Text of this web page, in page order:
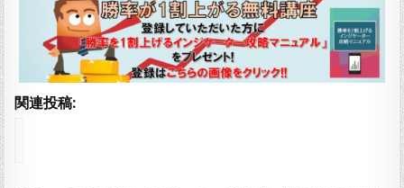
関連投稿: